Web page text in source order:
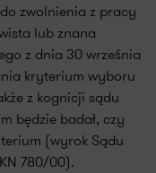
zwolnienia z pracy
lub znana
z dnia 30 września
kryterium wyboru
z kognicji sądu
będzie badał, czy
(wyrok Sądu
780/00).